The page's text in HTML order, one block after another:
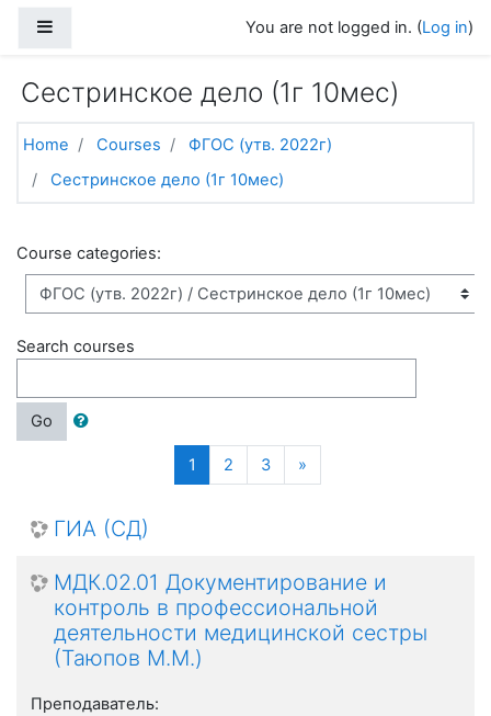
You are not logged in. (Log in)
Сестринское дело (1г 10мес)
Home Courses
ФГОС (утв. 2022г)
Сестринское дело (1г 10мес)
Course categories:
Search courses
Go
1 (current)
2 3 »Next
ГИА (СД)
МДК.02.01 Документирование и
контроль в профессиональной
деятельности медицинской сестры
(Таюпов М.М.)
Преподаватель: